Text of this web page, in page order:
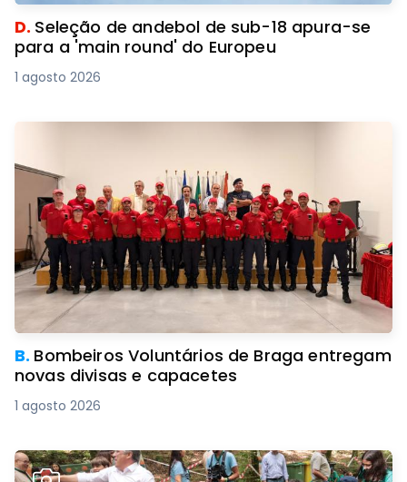
D. Seleção de andebol de sub-18 apura-se
para a 'main round' do Europeu
1 agosto 2026
B. Bombeiros Voluntários de Braga entregam
novas divisas e capacetes
1 agosto 2026